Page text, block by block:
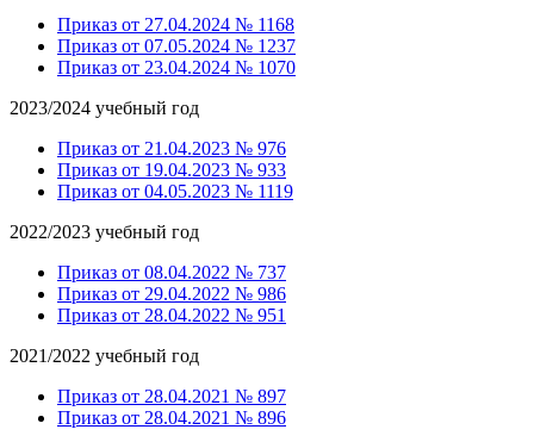
Приказ от 27.04.2024 № 1168
Приказ от 07.05.2024 № 1237
Приказ от 23.04.2024 № 1070
2023/2024 учебный год
Приказ от 21.04.2023 № 976
Приказ от 19.04.2023 № 933
Приказ от 04.05.2023 № 1119
2022/2023 учебный год
Приказ от 08.04.2022 № 737
Приказ от 29.04.2022 № 986
Приказ от 28.04.2022 № 951
2021/2022 учебный год
Приказ от 28.04.2021 № 897
Приказ от 28.04.2021 № 896